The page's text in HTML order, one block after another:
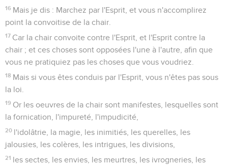
16 Mais je dis : Marchez par l'Esprit, et vous n'accomplirez
point la convoitise de la chair.
17 Car la chair convoite contre l'Esprit, et l'Esprit contre la
chair ; et ces choses sont opposées l'une à l'autre, afin que
vous ne pratiquiez pas les choses que vous voudriez.
18 Mais si vous êtes conduis par l'Esprit, vous n'êtes pas sous
la loi.
19 Or les oeuvres de la chair sont manifestes, lesquelles sont
la fornication, l'impureté, l'impudicité,
20 l'idolâtrie, la magie, les inimitiés, les querelles, les
jalousies, les colères, les intrigues, les divisions,
21 les sectes, les envies, les meurtres, les ivrogneries, les